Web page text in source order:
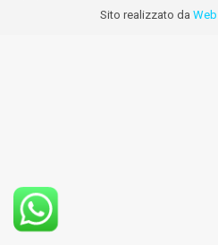
Sito realizzato da